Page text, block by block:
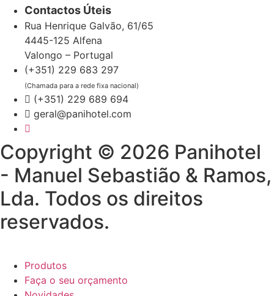
Contactos Úteis
Rua Henrique Galvão, 61/65
4445-125 Alfena
Valongo – Portugal
(+351) 229 683 297
(Chamada para a rede fixa nacional)
(+351) 229 689 694
geral@panihotel.com
Copyright © 2026 Panihotel
- Manuel Sebastião & Ramos,
Lda. Todos os direitos
reservados.
Produtos
Faça o seu orçamento